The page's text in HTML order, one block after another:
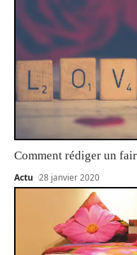
Comment rédiger un
Actu 28 janvier 2020